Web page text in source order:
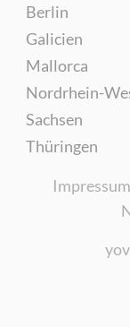
Berlin
Galicien
Mallorca
Nordrhein-
Sachsen
Thüringen
Impressum